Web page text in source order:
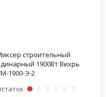
строительный
1900Вт Вихрь
1900-Э-2